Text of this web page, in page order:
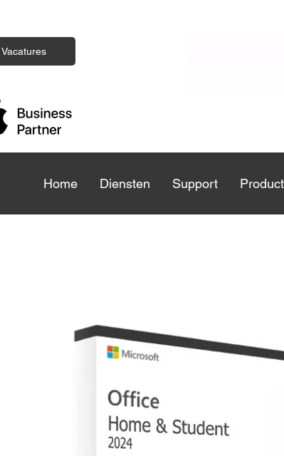
Vacatures
Home Diensten Support
Home Diensten Support